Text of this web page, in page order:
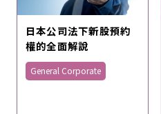
日本公司法下新股預約
權的全面解說
General Corporate